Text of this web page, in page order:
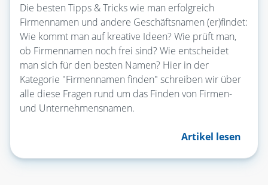
Die besten Tipps & Tricks wie man erfolgreich
Firmennamen und andere Geschäftsnamen (er)findet:
Wie kommt man auf kreative Ideen? Wie prüft man,
ob Firmennamen noch frei sind? Wie entscheidet
man sich für den besten Namen? Hier in der
Kategorie "Firmennamen finden" schreiben wir über
alle diese Fragen rund um das Finden von Firmen-
und Unternehmensnamen.
Artikel lesen